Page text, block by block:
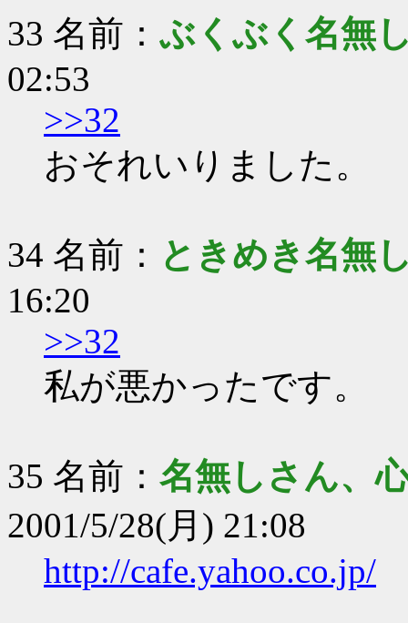
33 名前： ぶくぶく名無
02:53
>>32
おそれいりました。
34 名前： ときめき名無
16:20
>>32
私が悪かったです。
35 名前： 名無しさん、
2001/5/28(月) 21:08
http://cafe.yahoo.co.jp/